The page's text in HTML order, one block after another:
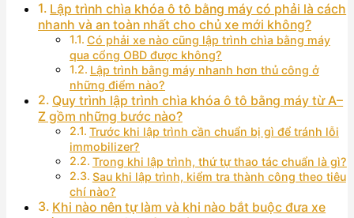
Lập trình chìa khóa ô tô bằng máy có phải là cách
nhanh và an toàn nhất cho chủ xe mới không?
Có phải xe nào cũng lập trình chìa bằng máy
qua cổng OBD được không?
Lập trình bằng máy nhanh hơn thủ công ở
những điểm nào?
Quy trình lập trình chìa khóa ô tô bằng máy từ A–
Z gồm những bước nào?
Trước khi lập trình cần chuẩn bị gì để tránh lỗi
immobilizer?
Trong khi lập trình, thứ tự thao tác chuẩn là gì?
Sau khi lập trình, kiểm tra thành công theo tiêu
chí nào?
Khi nào nên tự làm và khi nào bắt buộc đưa xe